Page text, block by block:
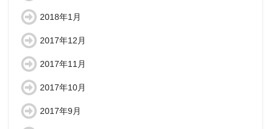
2018年1月
2017年12月
2017年11月
2017年10月
2017年9月